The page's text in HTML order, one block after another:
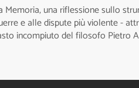
una riflessione sullo
e alle dispute più violente -
incompiuto del filosofo Pietro